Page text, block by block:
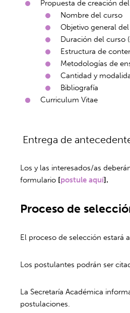
Propuesta de creación
Nombre del curso
Objetivo general
Duración del curso
Estructura de
Metodologías de
Cantidad y
Bibliografía
Curriculum Vitae
Entrega de
Los y las interesados/as
formulario [postule aquí].
Proceso de
El proceso de selección estará
Los postulantes podrán ser
La Secretaría Académica
postulaciones.